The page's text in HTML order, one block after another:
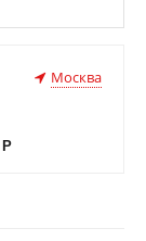
Москва
Р